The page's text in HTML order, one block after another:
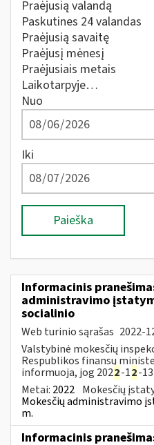
Praėjusią valandą
Paskutines 24 valandas
Praėjusią savaitę
Praėjusį mėnesį
Praėjusiais metais
Laikotarpyje…
Nuo
Iki
Paieška
Informacinis
administravimo
socialinio
Web turinio sąrašas 2022-
Valstybinė mokesčių
Respublikos finansų
informuoja, jog 2022-12-
Metai: 2022 Mokesčių
Mokesčių administravimo
m.
Informacinis